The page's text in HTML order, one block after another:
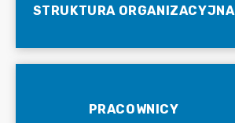
STRUKTURA ORGANIZACYJNA
PRACOWNICY